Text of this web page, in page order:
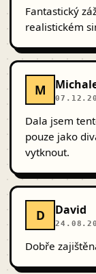
Fantastický
realistickém
M
Dala jsem
pouze jako
vytknout.
D David
Dobře